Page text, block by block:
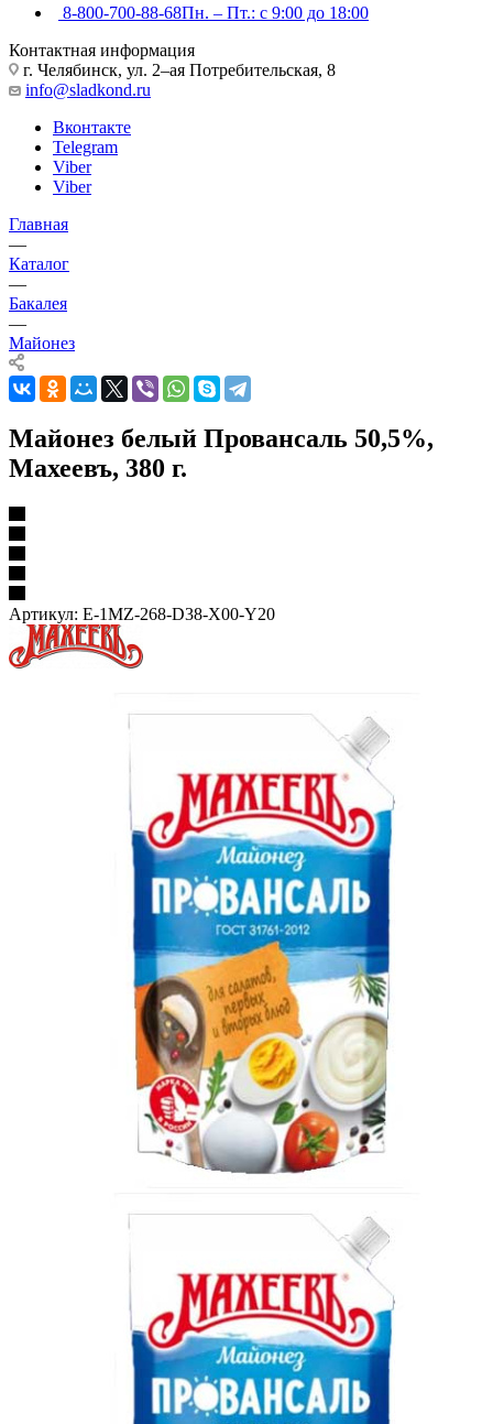
8-800-700-88-68Пн. – Пт.: с 9:00 до 18:00
Контактная информация
г. Челябинск, ул. 2–ая Потребительская, 8
info@sladkond.ru
Вконтакте
Telegram
Viber
Viber
Главная
—
Каталог
—
Бакалея
—
Майонез
Майонез белый Провансаль 50,5%,
Махеевъ, 380 г.
Артикул: E-1MZ-268-D38-X00-Y20